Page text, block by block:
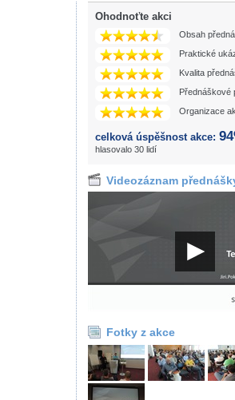
Ohodnoťte akci
Obsah
Praktické
Kvalita
Přednáškové
Organizace
celková úspěšnost akce:
hlasovalo 30 lidí
Videozáznam
Fotky z akce